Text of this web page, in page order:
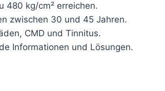
480 kg/cm² erreichen.
zwischen 30 und 45 Jahren.
CMD und Tinnitus.
Informationen und Lösungen.